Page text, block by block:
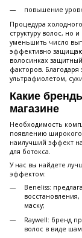
повышение
Процедура
структуру волос, но
уменьшить число
эффективно
волосинках
факторов.
ультрафиолетом,
Какие
магазине
Необходимость
появлению
наилучший эффект
для ботокса.
У нас вы найдете
эффектом:
Beneliss:
маску;
Raywell: бренд
волос в виде